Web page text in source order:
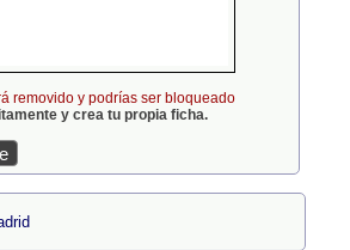
removido y podrías ser bloqueado
y crea tu propia ficha.